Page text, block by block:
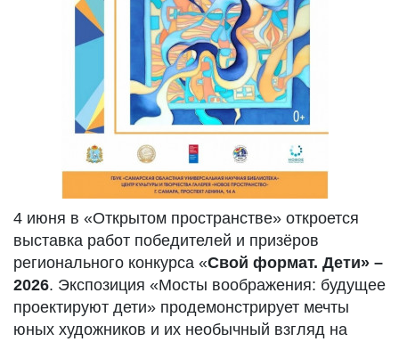
4 июня в «Открытом пространстве» откроется
выставка работ победителей и призёров
регионального конкурса «Свой формат. Дети» –
2026. Экспозиция «Мосты воображения: будущее
проектируют дети» продемонстрирует мечты
юных художников и их необычный взгляд на